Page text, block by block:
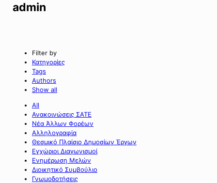
admin
Filter by
Κατηγορίες
Tags
Authors
Show all
All
Ανακοινώσεις ΣΑΤΕ
Νέα Άλλων Φορέων
Αλληλογραφία
Θεσμικό Πλαίσιο Δημοσίων Έργων
Εγχώριοι Διαγωνισμοί
Ενημέρωση Μελών
Διοικητικό Συμβούλιο
Γνωμοδοτήσεις